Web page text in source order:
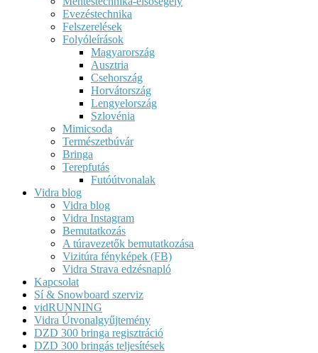
Evezéstechnika
Felszerelések
Folyóleírások
Magyarország
Ausztria
Csehország
Horvátország
Lengyelország
Szlovénia
Mimicsoda
Természetbúvár
Bringa
Terepfutás
Futóútvonalak
Vidra blog
Vidra blog
Vidra Instagram
Bemutatkozás
A túravezetők bemutatkozása
Vizitúra fényképek (FB)
Vidra Strava edzésnapló
Kapcsolat
Sí & Snowboard szerviz
vidRUNNING
Vidra Útvonalgyűjtemény
DZD 300 bringa regisztráció
DZD 300 bringás teljesítések